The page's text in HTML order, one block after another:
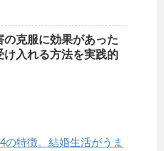
の克服に効果があった
け入れる方法を実践的
の特徴。結婚生活がうま